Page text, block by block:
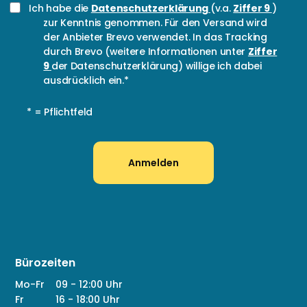
Ich habe die Datenschutzerklärung (v.a. Ziffer 9 )
zur Kenntnis genommen. Für den Versand wird
der Anbieter Brevo verwendet. In das Tracking
durch Brevo (weitere Informationen unter Ziffer
9 der Datenschutzerklärung) willige ich dabei
ausdrücklich ein.*
* = Pflichtfeld
Anmelden
Bürozeiten
Mo-Fr
Fr
09 - 12:00 Uhr
16 - 18:00 Uhr